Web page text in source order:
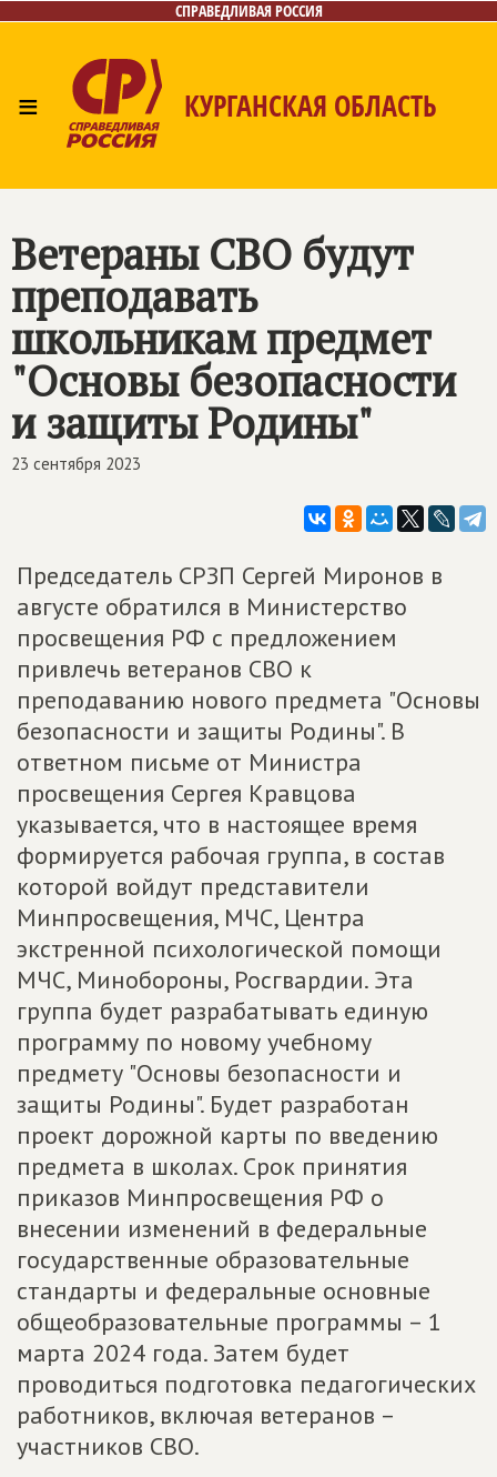
СПРАВЕДЛИВАЯ РОССИЯ
≡ КУРГАНСКАЯ ОБЛАСТЬ
Контакты
Ветераны СВО будут
преподавать
школьникам предмет
"Основы безопасности
и защиты Родины"
23 сентября 2023
Председатель СРЗП Сергей Миронов в
августе обратился в Министерство
просвещения РФ с предложением
привлечь ветеранов СВО к
преподаванию нового предмета "Основы
безопасности и защиты Родины". В
ответном письме от Министра
просвещения Сергея Кравцова
указывается, что в настоящее время
формируется рабочая группа, в состав
которой войдут представители
Минпросвещения, МЧС, Центра
экстренной психологической помощи
МЧС, Минобороны, Росгвардии. Эта
группа будет разрабатывать единую
программу по новому учебному
предмету "Основы безопасности и
защиты Родины". Будет разработан
проект дорожной карты по введению
предмета в школах. Срок принятия
приказов Минпросвещения РФ о
внесении изменений в федеральные
государственные образовательные
стандарты и федеральные основные
общеобразовательные программы – 1
марта 2024 года. Затем будет
проводиться подготовка педагогических
работников, включая ветеранов –
участников СВО.